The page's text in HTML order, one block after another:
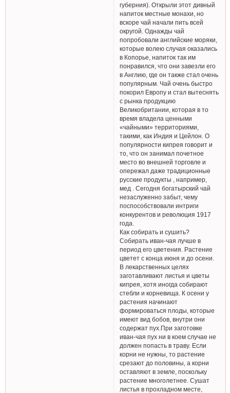
губерния). Открыли этот дивный
напиток местные монахи, но
вскоре чай начали пить всей
округой. Однажды чай
попробовали английские моряки,
которые волею случая оказались
в Копорье, напиток так им
понравился, что они завезли его
в Англию, где он также стал очень
популярным. Чай очень быстро
покорил Европу и стал вытеснять
с рынка продукцию
Великобритании, которая в то
время владела ценными
«чайными» территориями,
такими, как Индия и Цейлон. О
популярности кипрея говорит и
то, что он занимал почетное
место во внешней торговле и
опережал даже традиционные
русские продукты , например,
мед . Сегодня богатырский чай
незаслуженно забыт, чему
поспособствовали интриги
конкурентов и революция 1917
года.
Как собирать и сушить?
Собирать иван-чая лучше в
период его цветения. Растение
цветет с конца июня и до осени.
В лекарственных целях
заготавливают листья и цветы
кипрея, хотя иногда собирают
стебли и корневища. К осени у
растения начинают
формироваться плоды, которые
имеют вид бобов, внутри они
содержат пух.При заготовке
иван-чая пух ни в коем случае не
должен попасть в траву. Если
корни не нужны, то растение
срезают до половины, а корни
оставляют в земле, поскольку
растение многолетнее. Сушат
листья в прохладном месте,